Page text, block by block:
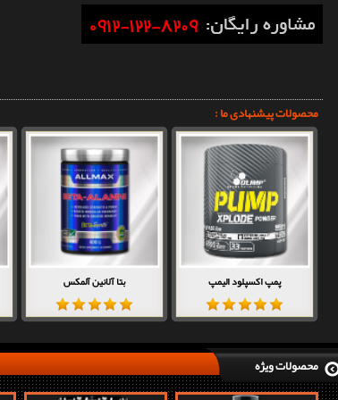
محصولات پیشنهادی ما :
پمپ اکسپلود الیمپ بتا آلانین آلمکس
محصولات ویژه